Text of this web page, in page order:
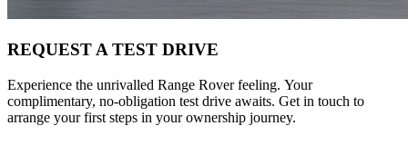
REQUEST A TEST DRIVE
Experience the unrivalled Range Rover feeling. Your
complimentary, no-obligation test drive awaits. Get in touch to
arrange your first steps in your ownership journey.